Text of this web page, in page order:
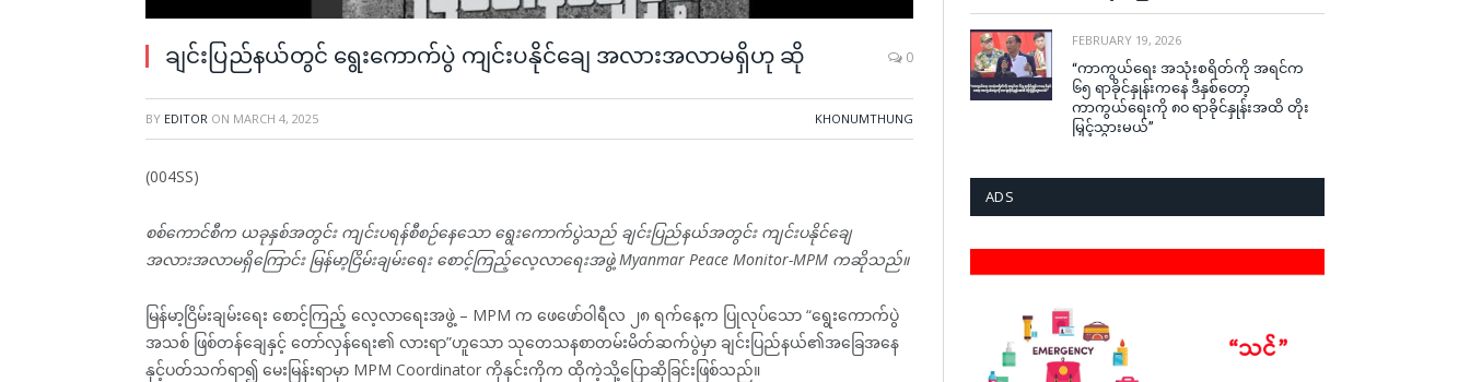
ချင်းပြည်နယ်တွင် ရွေးကောက်ပွဲ ကျင်းပနိုင်‌ချေ အလားအလာမရှိဟု ဆို 0
BY EDITOR ON MARCH 4, 2025 KHONUMTHUNG
(004SS)
စစ်ကောင်စီက ယခုနှစ်အတွင်း ကျင်းပရန်စီစဉ်နေသော ရွေးကောက်ပွဲသည် ချင်းပြည်နယ်အတွင်း ကျင်းပနိုင်ချေ
အလားအလာမရှိကြောင်း မြန်မာ့ငြိမ်းချမ်းရေး စောင့်ကြည့်လေ့လာ‌ရေးအဖွဲ့ Myanmar Peace Monitor-MPM ကဆိုသည်။
မြန်မာ့ငြိမ်းချမ်းရေး စောင့်ကြည့် လေ့လာ‌ရေးအဖွဲ့ – MPM က ဖေဖော်ဝါရီလ ၂၈ ရက်နေ့က ပြုလုပ်သော “ရွေးကောက်ပွဲ
အသစ် ဖြစ်တန်ချေနှင့် တော်လှန်ရေး၏ လားရာ”ဟူသော သုတေသနစာတမ်းမိတ်ဆက်ပွဲမှာ ချင်းပြည်နယ်၏အခြေအနေ
နှင့်ပတ်သက်ရာ၍ မေးမြန်းရာမှာ MPM Coordinator ကိုနှင်းကိုက ထိုကဲ့သို့ပြောဆိုခြင်းဖြစ်သည်။
FEBRUARY 19, 2026
“ကာကွယ်ရေး အသုံးစရိတ်ကို အရင်က
၆၅ ရာခိုင်နှုန်းကနေ ဒီနှစ်တော့
ကာကွယ်ရေးကို ၈၀ ရာခိုင်နှုန်းအထိ တိုး
မြှင့်သွားမယ်”
ADS